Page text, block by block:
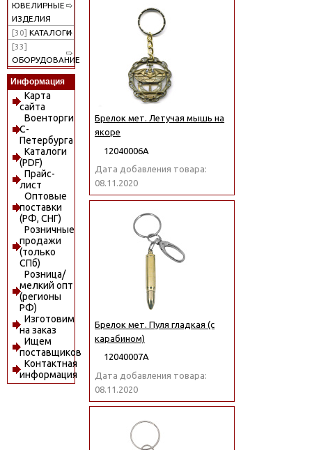
ЮВЕЛИРНЫЕ
ИЗДЕЛИЯ
[30] КАТАЛОГИ
[33]
ОБОРУДОВАНИЕ
Информация
Карта
сайта
Военторги
С-
Петербурга
Каталоги
(PDF)
Прайс-
лист
Оптовые
поставки
(РФ, СНГ)
Розничные
продажи
(только
СПб)
Розница/
мелкий опт
(регионы
РФ)
Изготовим
на заказ
Ищем
поставщиков
Контактная
информация
Брелок мет. Летучая мышь на
якоре
12040006А
Дата добавления товара:
08.11.2020
Брелок мет. Пуля гладкая (с
карабином)
12040007А
Дата добавления товара:
08.11.2020